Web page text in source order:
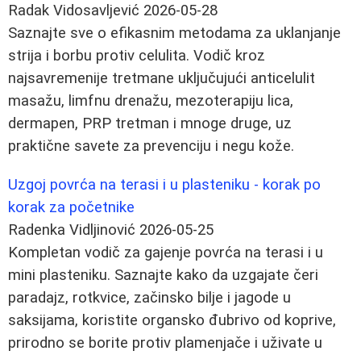
Radak Vidosavljević 2026-05-28
Saznajte sve o efikasnim metodama za uklanjanje
strija i borbu protiv celulita. Vodič kroz
najsavremenije tretmane uključujući anticelulit
masažu, limfnu drenažu, mezoterapiju lica,
dermapen, PRP tretman i mnoge druge, uz
praktične savete za prevenciju i negu kože.
Uzgoj povrća na terasi i u plasteniku - korak po
korak za početnike
Radenka Vidljinović 2026-05-25
Kompletan vodič za gajenje povrća na terasi i u
mini plasteniku. Saznajte kako da uzgajate čeri
paradajz, rotkvice, začinsko bilje i jagode u
saksijama, koristite organsko đubrivo od koprive,
prirodno se borite protiv plamenjače i uživate u